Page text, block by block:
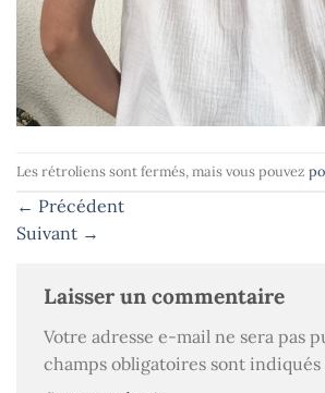
Les rétroliens sont fermés, mais vous pouvez
← Précédent
Suivant →
Laisser un commentaire
Votre adresse e-mail ne sera pas
champs obligatoires sont indiqués